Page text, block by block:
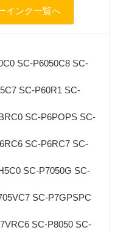
インク一覧へ
SC-P6050C8 SC-
SC-P60R1 SC-
SC-P6POPS SC-
SC-P6RC7 SC-
SC-P7050G SC-
SC-P7GPSPC
SC-P8050 SC-